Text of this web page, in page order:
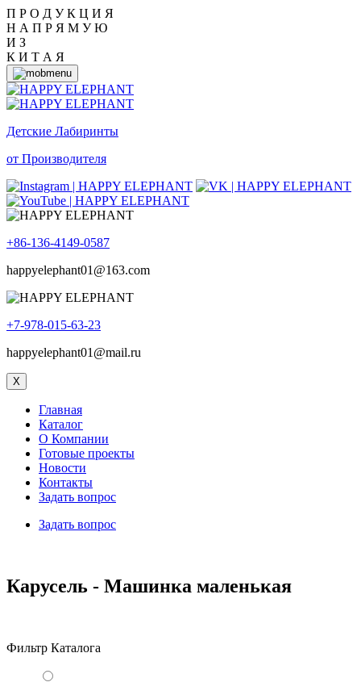
П Р О Д У К Ц И Я
Н А П Р Я М У Ю
И З
К И Т А Я
Детские Лабиринты
от Производителя
+86-136-4149-0587
happyelephant01@163.com
+7-978-015-63-23
happyelephant01@mail.ru
X
Главная
Каталог
О Компании
Готовые проекты
Новости
Контакты
Задать вопрос
Задать вопрос
Карусель - Машинка маленькая
Фильтр Каталога